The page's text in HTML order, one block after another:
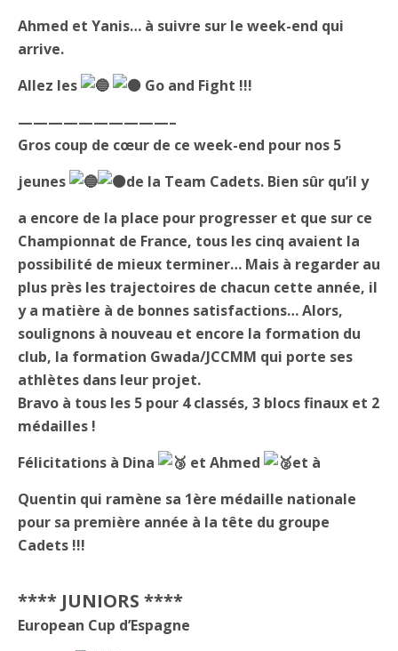
Ahmed et Yanis… à suivre sur le week-end qui
arrive.
Allez les
Go and Fight !!!
——————————–
Gros coup de cœur de ce week-end pour nos 5
jeunes
de la Team Cadets. Bien sûr qu’il y
a encore de la place pour progresser et que sur ce
Championnat de France, tous les cinq avaient la
possibilité de mieux terminer… Mais à regarder au
plus près les trajectoires de chacun cette année, il
y a matière à de bonnes satisfactions… Alors,
soulignons à nouveau et encore la formation du
club, la formation Gwada/JCCMM qui porte ses
athlètes dans leur projet.
Bravo à tous les 5 pour 4 classés, 3 blocs finaux et 2
médailles !
Félicitations à Dina
et Ahmed
et à
Quentin qui ramène sa 1ère médaille nationale
pour sa première année à la tête du groupe
Cadets !!!
**** JUNIORS ****
European Cup d’Espagne